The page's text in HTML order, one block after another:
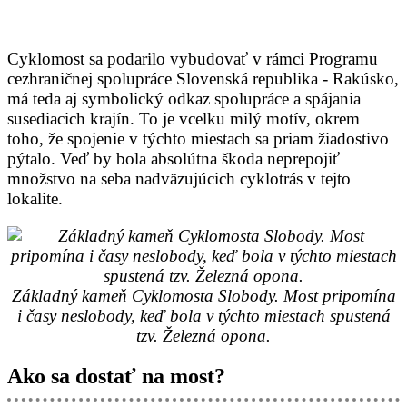
Cyklomost sa podarilo vybudovať v rámci Programu
cezhraničnej spolupráce Slovenská republika - Rakúsko,
má teda aj symbolický odkaz spolupráce a spájania
susediacich krajín. To je vcelku milý motív, okrem
toho, že spojenie v týchto miestach sa priam žiadostivo
pýtalo. Veď by bola absolútna škoda neprepojiť
množstvo na seba nadväzujúcich cyklotrás v tejto
lokalite.
Základný kameň Cyklomosta Slobody. Most pripomína
i časy neslobody, keď bola v týchto miestach spustená
tzv. Železná opona.
Ako sa dostať na most?